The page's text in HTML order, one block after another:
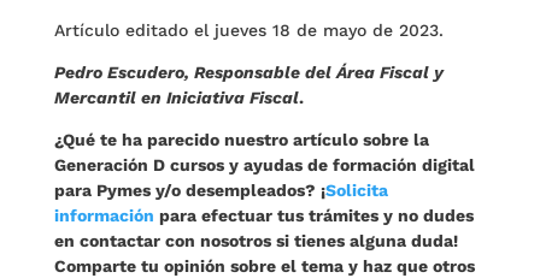
Artículo editado el jueves 18 de mayo de 2023.
Pedro Escudero, Responsable del Área Fiscal y
Mercantil en Iniciativa Fiscal.
¿Qué te ha parecido nuestro artículo sobre la
Generación D cursos y ayudas de formación digital
para Pymes y/o desempleados? ¡Solicita
información para efectuar tus trámites y no dudes
en contactar con nosotros si tienes alguna duda!
Comparte tu opinión sobre el tema y haz que otros